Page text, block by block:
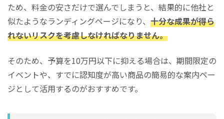
ため、料金の安さだけで選んでしまうと、結果的に他社と
似たようなランディングページになり、 十分な成果が得ら
れないリスクを考慮しなければなりません。
そのため、予算を10万円以下に抑える場合は、期間限定の
イベントや、すでに認知度が高い商品の簡易的な案内ペー
ジとして活用するのがおすすめです。